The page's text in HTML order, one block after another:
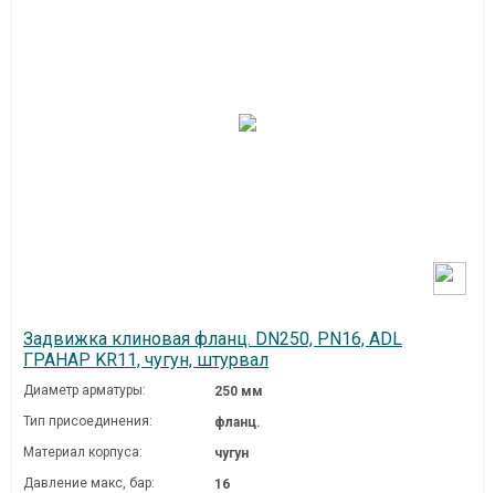
Задвижка клиновая фланц. DN250, PN16, ADL
ГРАНАР KR11, чугун, штурвал
Диаметр арматуры:
250 мм
Тип присоединения:
фланц.
Материал корпуса:
чугун
Давление макc, бар:
16